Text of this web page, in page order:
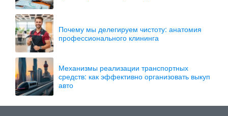
Почему мы делегируем чистоту: анатомия
профессионального клининга
Механизмы реализации транспортных
средств: как эффективно организовать выкуп
авто